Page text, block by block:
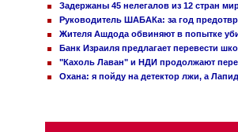
Задержаны 45 нелегалов из 12 стран
Руководитель ШАБАКа: за год
Жителя Ашдода обвиняют в попытке
Банк Израиля предлагает перевести
"Кахоль Лаван" и НДИ продолжают
Охана: я пойду на детектор лжи, а